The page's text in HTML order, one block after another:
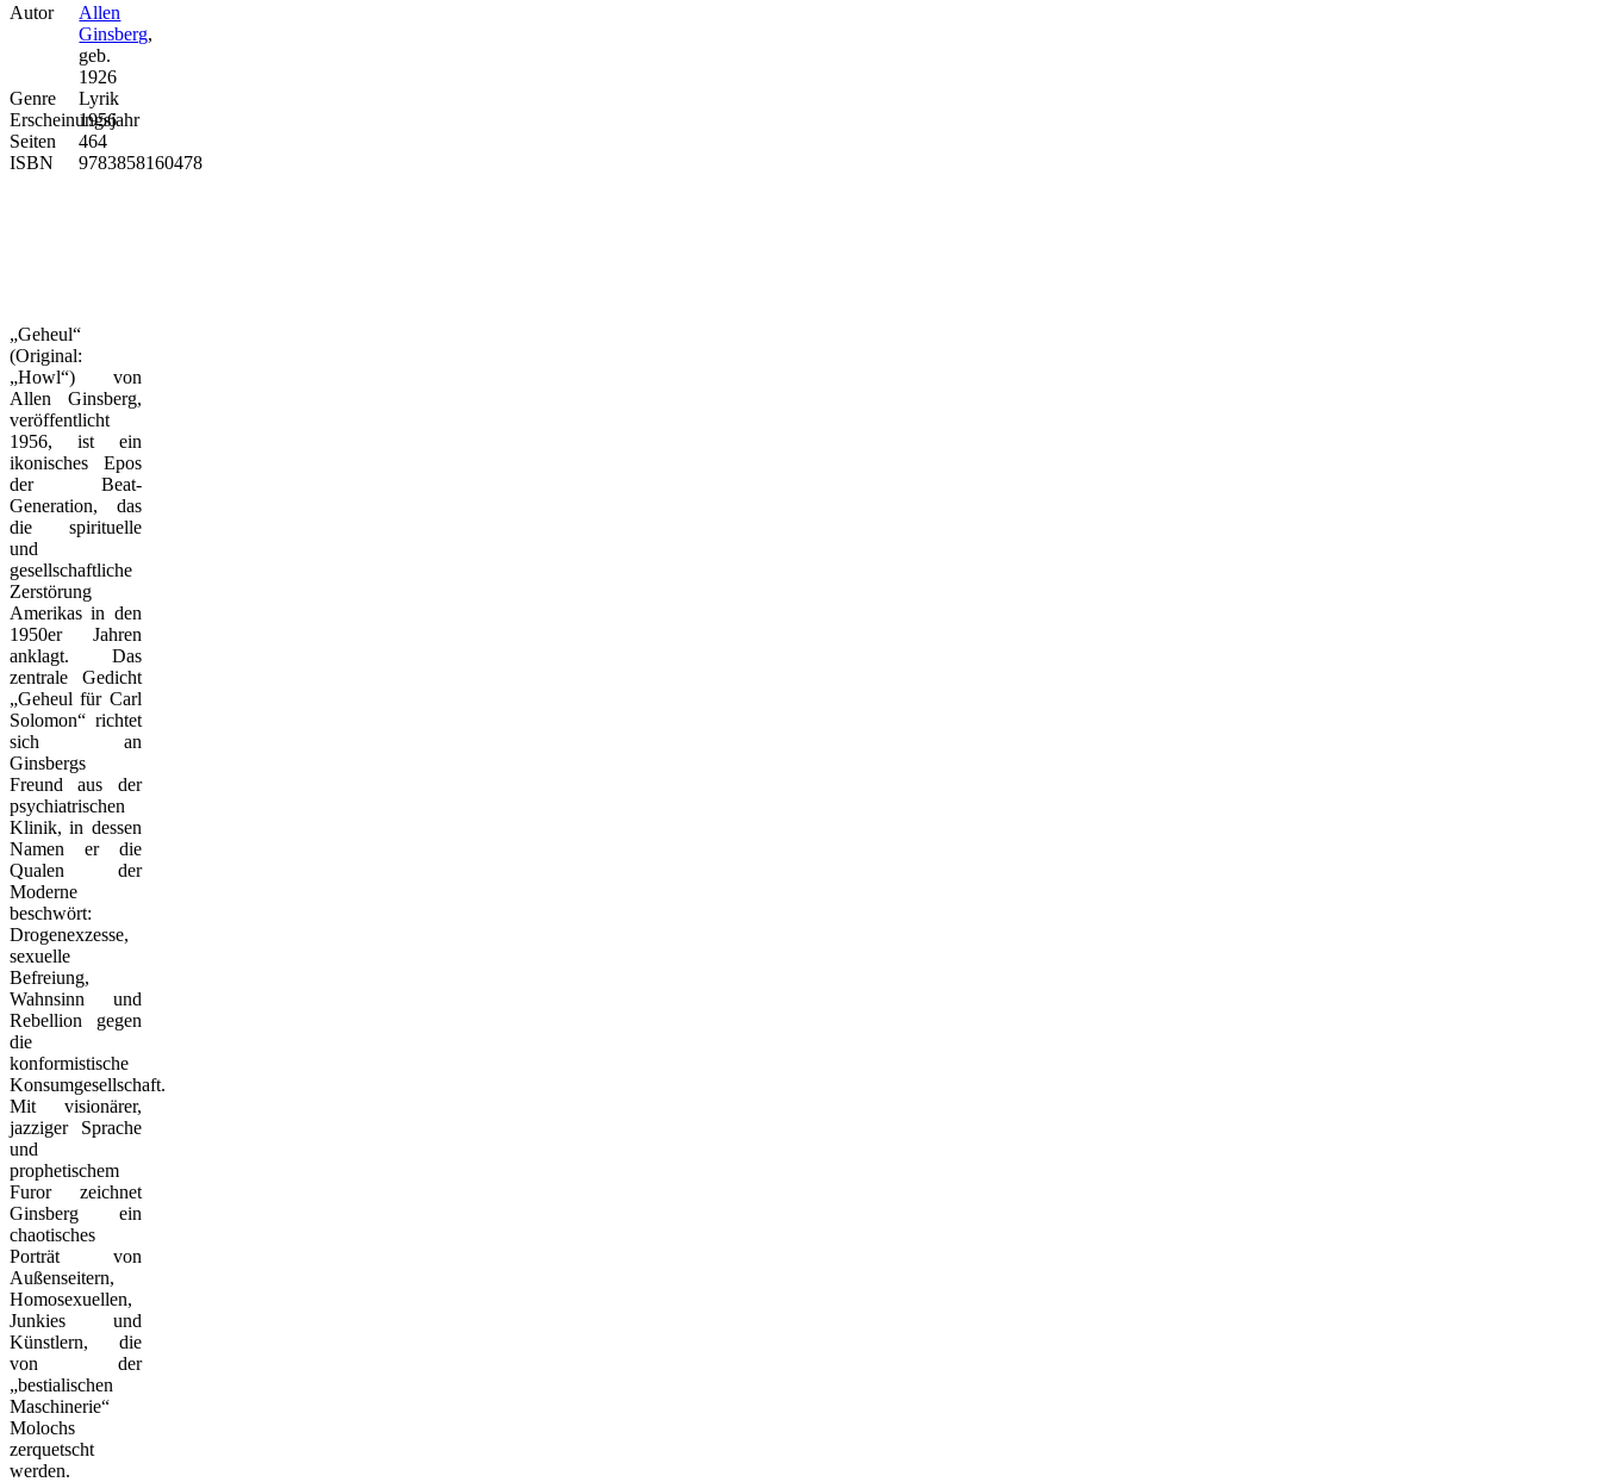
Autor
Allen
Ginsberg,
geb.
1926
Genre
Lyrik
Erscheinungsjahr
1956
Seiten
464
ISBN
9783858160478
„Geheul“
(Original:
„Howl“) von
Allen Ginsberg,
veröffentlicht
1956, ist ein
ikonisches Epos
der Beat-
Generation, das
die spirituelle
und
gesellschaftliche
Zerstörung
Amerikas in den
1950er Jahren
anklagt. Das
zentrale Gedicht
„Geheul für Carl
Solomon“ richtet
sich an
Ginsbergs
Freund aus der
psychiatrischen
Klinik, in dessen
Namen er die
Qualen der
Moderne
beschwört:
Drogenexzesse,
sexuelle
Befreiung,
Wahnsinn und
Rebellion gegen
die
konformistische
Konsumgesellschaft.
Mit visionärer,
jazziger Sprache
und
prophetischem
Furor zeichnet
Ginsberg ein
chaotisches
Porträt von
Außenseitern,
Homosexuellen,
Junkies und
Künstlern, die
von der
„bestialischen
Maschinerie“
Molochs
zerquetscht
werden.